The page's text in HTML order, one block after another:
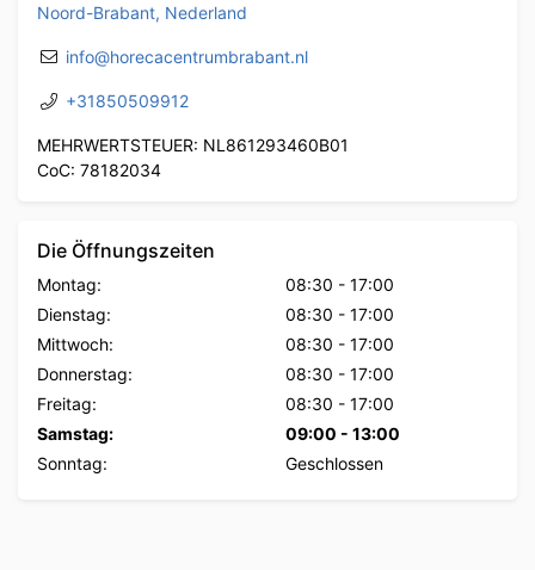
Noord-Brabant, Nederland
info@horecacentrumbrabant.nl
+31850509912
MEHRWERTSTEUER: NL861293460B01
CoC: 78182034
Die Öffnungszeiten
Montag: 08:30 - 17:00
Dienstag:
08:30 - 17:00
Mittwoch:
08:30 - 17:00
Donnerstag:
08:30 - 17:00
Freitag:
08:30 - 17:00
Samstag:
09:00 - 13:00
Sonntag:
Geschlossen